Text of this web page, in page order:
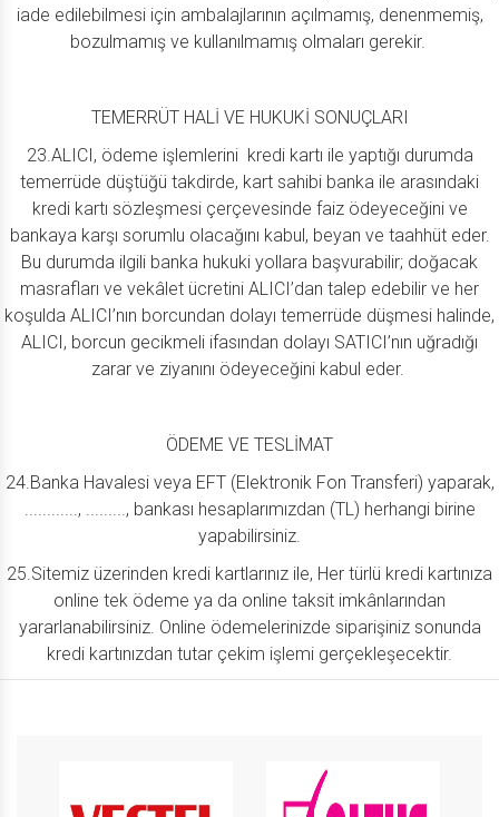
iade edilebilmesi için ambalajlarının açılmamış, denenmemiş,
bozulmamış ve kullanılmamış olmaları gerekir.
TEMERRÜT HALİ VE HUKUKİ SONUÇLARI
23.ALICI, ödeme işlemlerini kredi kartı ile yaptığı durumda
temerrüde düştüğü takdirde, kart sahibi banka ile arasındaki
kredi kartı sözleşmesi çerçevesinde faiz ödeyeceğini ve
bankaya karşı sorumlu olacağını kabul, beyan ve taahhüt eder.
Bu durumda ilgili banka hukuki yollara başvurabilir; doğacak
masrafları ve vekâlet ücretini ALICI’dan talep edebilir ve her
koşulda ALICI’nın borcundan dolayı temerrüde düşmesi halinde,
ALICI, borcun gecikmeli ifasından dolayı SATICI’nın uğradığı
zarar ve ziyanını ödeyeceğini kabul eder.
ÖDEME VE TESLİMAT
24.Banka Havalesi veya EFT (Elektronik Fon Transferi) yaparak,
............, ........., bankası hesaplarımızdan (TL) herhangi birine
yapabilirsiniz.
25.Sitemiz üzerinden kredi kartlarınız ile, Her türlü kredi kartınıza
online tek ödeme ya da online taksit imkânlarından
yararlanabilirsiniz. Online ödemelerinizde siparişiniz sonunda
kredi kartınızdan tutar çekim işlemi gerçekleşecektir.